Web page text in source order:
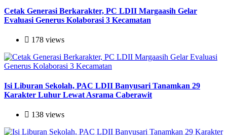
Cetak Generasi Berkarakter, PC LDII Margaasih Gelar
Evaluasi Generus Kolaborasi 3 Kecamatan
178 views
Isi Liburan Sekolah, PAC LDII Banyusari Tanamkan 29
Karakter Luhur Lewat Asrama Caberawit
138 views